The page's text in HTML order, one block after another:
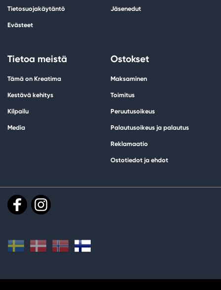
Tietosuojakäytäntö
Evästeet
Jäsenedut
Tietoa meistä
Tämä on Kreatima
Kestävä kehitys
Kilpailu
Media
Ostokset
Maksaminen
Toimitus
Peruutusoikeus
Palautusoikeus ja palautus
Reklamaatio
Ostotiedot ja ehdot